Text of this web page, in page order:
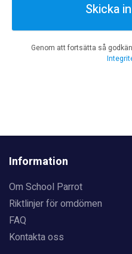
Skicka
Genom att fortsätta så
Information
Om School Parrot
Riktlinjer för omdömen
FAQ
Kontakta oss